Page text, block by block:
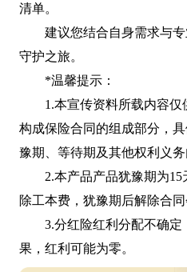
清单。
建议您结合自身需求与
守护之旅。
*温馨提示：
1.本宣传资料所载内容
构成保险合同的组成部分，
豫期、等待期及其他权利义务
2.本产品产品犹豫期为
除工本费，犹豫期后解除合同
3.分红险红利分配不确
果，红利可能为零。